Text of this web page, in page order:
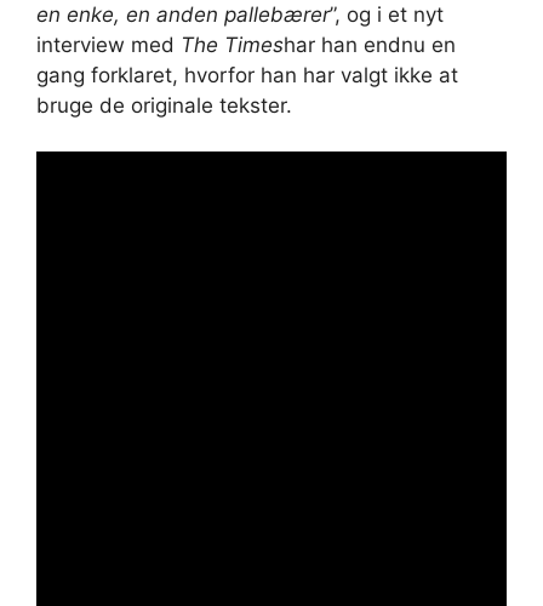
en enke, en anden pallebærer”, og i et nyt
interview med The Timeshar han endnu en
gang forklaret, hvorfor han har valgt ikke at
bruge de originale tekster.